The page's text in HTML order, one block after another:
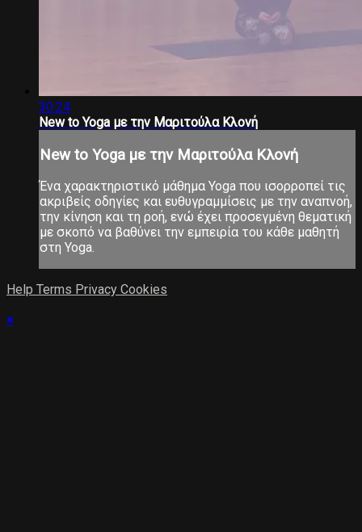
30:24
New to Yoga με την Μαριτούλα Κλονή
New to Yoga με την Μαριτούλα Κλονή
Ένα χαρακτηριστικό μάθημα Yoga που ισορροπεί τις
ακριβείς οδηγίες και ευθυγραμμίσεις με την αναπνοή,
την κίνηση και τη ροή, ενώ έχει προσεγμένη θεματική
με σκοπό να βαθύνει την εμπειρία του κάθε μαθητή
στη Yoga.
Help Terms Privacy Cookies
×